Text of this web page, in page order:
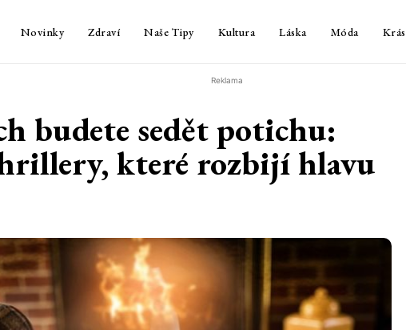
Novinky Zdraví Naše Tipy Kultura Láska Móda
Reklama
budete sedět potichu:
které rozbijí hlavu